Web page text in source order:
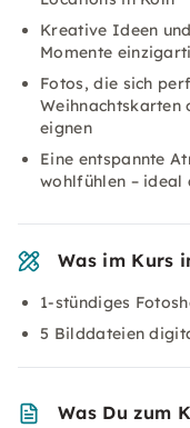
Kreative Ideen
Momente
Fotos, die sich
Weihnachtskarten
eignen
Eine entspannte
wohlfühlen – ideal
Was im Kurs
1-stündiges
5 Bilddateien
Was Du zum